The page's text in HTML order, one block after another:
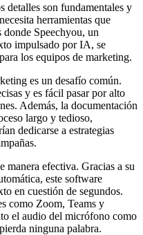
detalles son fundamentales y
herramientas que
Speechyou, un
impulsado por IA, se
los equipos de marketing.
es un desafío común.
y es fácil pasar por alto
Además, la documentación
largo y tedioso,
dedicarse a estrategias
manera efectiva. Gracias a su
este software
en cuestión de segundos.
como Zoom, Teams y
el audio del micrófono como
ninguna palabra.